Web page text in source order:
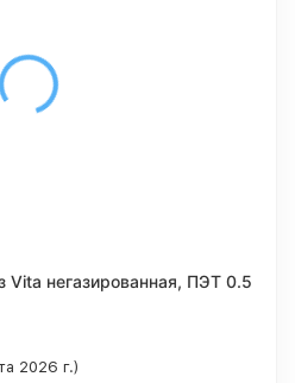
негазированная, ПЭТ 0.5
2026 г.)